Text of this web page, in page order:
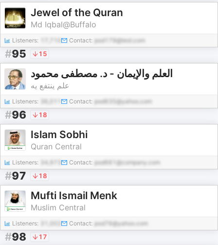
Jewel of the Quran
Md Iqbal@Buffalo
Listeners: Contact: pod179@test.com
#95 15
العلم والإيمان - د. مصطفى محمود
علم ينتفع يه
Listeners: Contact: pod635@yahoo.com
#96 18
Islam Sobhi
Quran Central
Listeners: 34,973 Contact: pod661@company.com
#97 18
Mufti Ismail Menk
Muslim Central
Listeners: Contact: pod76@yahoo.com
#98 17